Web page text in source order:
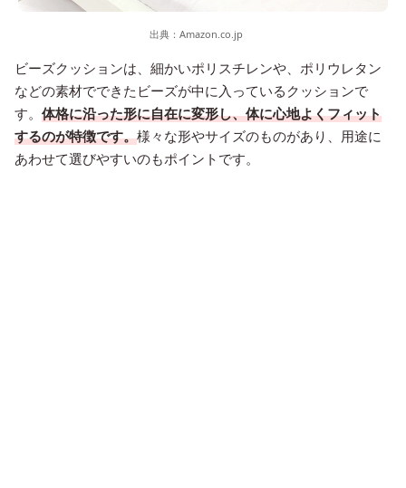
出典： Amazon.co.jp
ビーズクッションは、細かいポリスチレンや、ポリウレタン
などの素材でできたビーズが中に入っているクッションで
す。 体格に沿った形に自在に変形し、体に心地よくフィット
するのが特徴です。様々な形やサイズのものがあり、用途に
あわせて選びやすいのもポイントです。